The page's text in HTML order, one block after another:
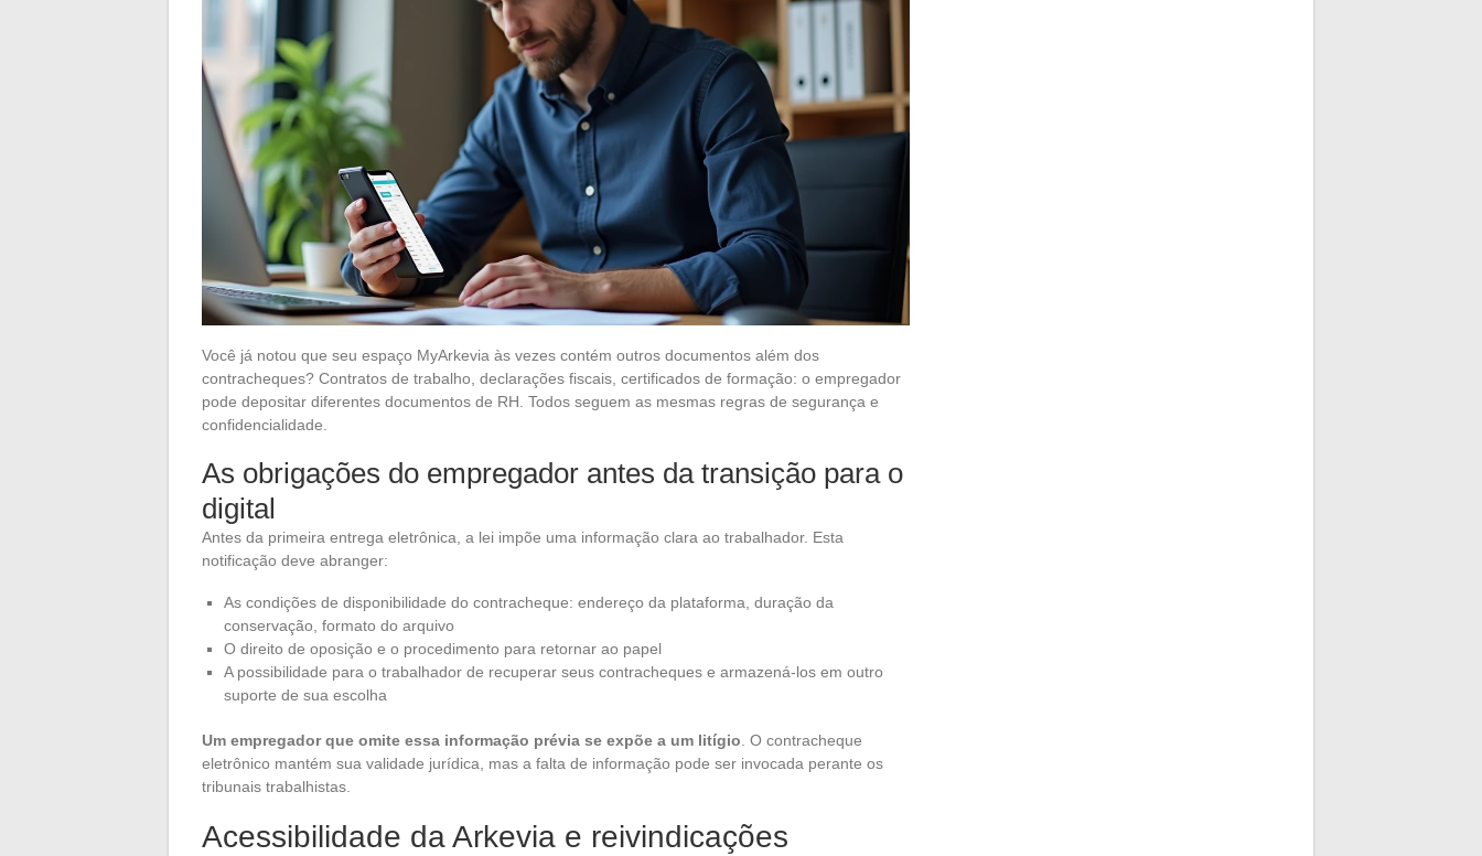
Você já notou que seu espaço MyArkevia às vezes contém outros documentos além dos
contracheques? Contratos de trabalho, declarações fiscais, certificados de formação: o empregador
pode depositar diferentes documentos de RH. Todos seguem as mesmas regras de segurança e
confidencialidade.
As obrigações do empregador antes da transição para o
digital
Antes da primeira entrega eletrônica, a lei impõe uma informação clara ao trabalhador. Esta
notificação deve abranger:
As condições de disponibilidade do contracheque: endereço da plataforma, duração da
conservação, formato do arquivo
O direito de oposição e o procedimento para retornar ao papel
A possibilidade para o trabalhador de recuperar seus contracheques e armazená-los em outro
suporte de sua escolha
Um empregador que omite essa informação prévia se expõe a um litígio . O contracheque
eletrônico mantém sua validade jurídica, mas a falta de informação pode ser invocada perante os
tribunais trabalhistas.
Acessibilidade da Arkevia e reivindicações